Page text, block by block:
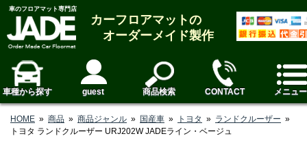
車のフロアマット専門店
カーフロアマットの
オーダーメイド製作
車種から探す guest 商品検索 CONTACT メニュー
HOME » 商品 » 商品ジャンル » 国産車 » トヨタ » ランドクルーザー »
トヨタ ランドクルーザー URJ202W JADEライン・ベージュ